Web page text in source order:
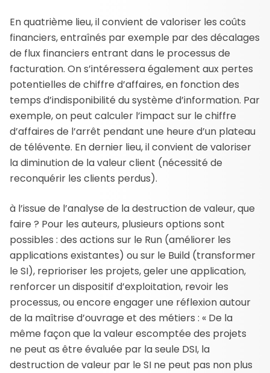
En quatrième lieu, il convient de valoriser les coûts
financiers, entraînés par exemple par des décalages
de flux financiers entrant dans le processus de
facturation. On s’intéressera également aux pertes
potentielles de chiffre d’affaires, en fonction des
temps d’indisponibilité du système d’information. Par
exemple, on peut calculer l’impact sur le chiffre
d’affaires de l’arrêt pendant une heure d’un plateau
de télévente. En dernier lieu, il convient de valoriser
la diminution de la valeur client (nécessité de
reconquérir les clients perdus).
à l’issue de l’analyse de la destruction de valeur, que
faire ? Pour les auteurs, plusieurs options sont
possibles : des actions sur le Run (améliorer les
applications existantes) ou sur le Build (transformer
le SI), reprioriser les projets, geler une application,
renforcer un dispositif d’exploitation, revoir les
processus, ou encore engager une réflexion autour
de la maîtrise d’ouvrage et des métiers : « De la
même façon que la valeur escomptée des projets
ne peut as être évaluée par la seule DSI, la
destruction de valeur par le SI ne peut pas non plus